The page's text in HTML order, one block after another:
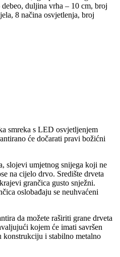
duljina vrha – 10 cm, broj
8 načina osvjetlenja, broj
smreka s LED osvjetljenjem
će dočarati pravi božićni
slojevi umjetnog snijega koji ne
na cijelo drvo. Središte drveta
grančica gusto snježni.
oslobađaju se neuhvaćeni
da možete raširiti grane drveta
kojem će imati savršen
konstrukciju i stabilno metalno